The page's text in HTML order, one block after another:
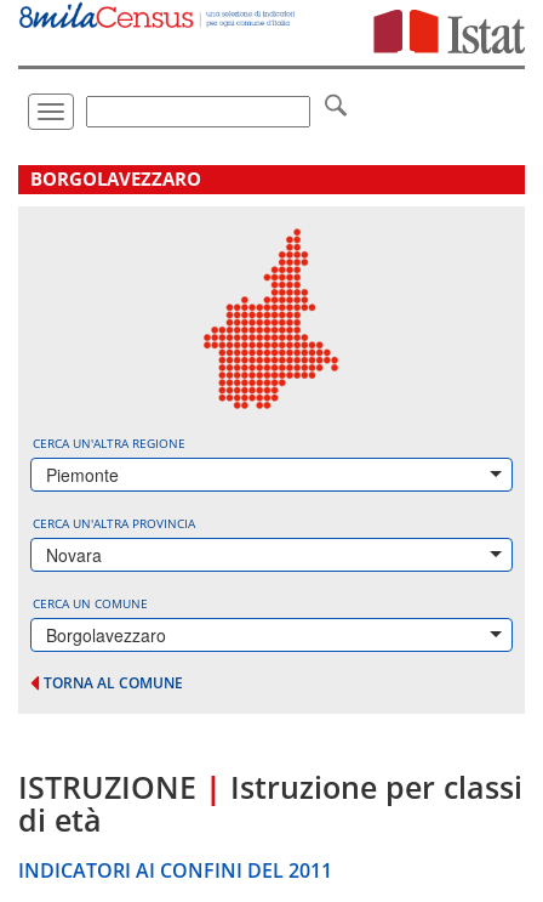
Vai
direttamente
Toggle
navigation
.
BORGOLAVEZZARO
CERCA UN'ALTRA REGIONE
Piemonte
CERCA UN'ALTRA PROVINCIA
Novara
CERCA UN COMUNE
Borgolavezzaro
TORNA AL COMUNE
ISTRUZIONE | Istruzione per classi
di età
INDICATORI AI CONFINI DEL 2011